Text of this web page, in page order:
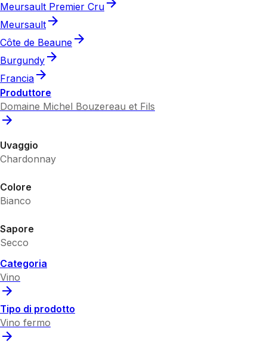
Meursault Premier Cru
Meursault
Côte de Beaune
Burgundy
Francia
Produttore
Domaine Michel Bouzereau et Fils
Uvaggio
Chardonnay
Colore
Bianco
Sapore
Secco
Categoria
Vino
Tipo di prodotto
Vino fermo